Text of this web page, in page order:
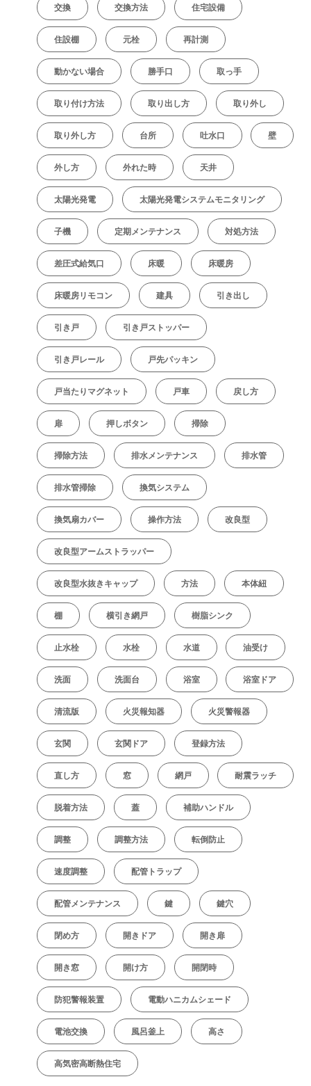
交換 交換方法 住宅設備
住設棚 元栓 再計測
動かない場合 勝手口 取っ手
取り付け方法 取り出し方 取り外し
取り外し方 台所 吐水口 壁
外し方 外れた時 天井
太陽光発電 太陽光発電システムモニタリング
子機 定期メンテナンス 対処方法
差圧式給気口 床暖 床暖房
床暖房リモコン 建具 引き出し
引き戸 引き戸ストッパー
引き戸レール 戸先パッキン
戸当たりマグネット 戸車 戻し方
扉 押しボタン 掃除
掃除方法 排水メンテナンス 排水管
排水管掃除 換気システム
換気扇カバー 操作方法 改良型
改良型アームストラッパー
改良型水抜きキャップ 方法 本体紐
棚 横引き網戸 樹脂シンク
止水栓 水栓 水道 油受け
洗面 洗面台 浴室 浴室ドア
清流版 火災報知器 火災警報器
玄関 玄関ドア 登録方法
直し方 窓 網戸 耐震ラッチ
脱着方法 蓋 補助ハンドル
調整 調整方法 転倒防止
速度調整 配管トラップ
配管メンテナンス 鍵 鍵穴
閉め方 開きドア 開き扉
開き窓 開け方 開閉時
防犯警報装置 電動ハニカムシェード
電池交換 風呂釜上 高さ
高気密高断熱住宅